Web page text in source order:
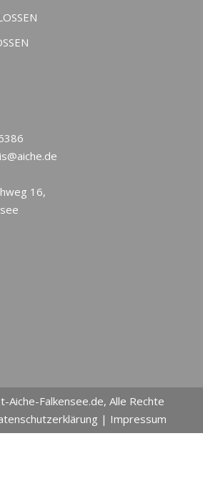
16,
Aiche-Falkensee.de, Alle Rechte
| Impressum